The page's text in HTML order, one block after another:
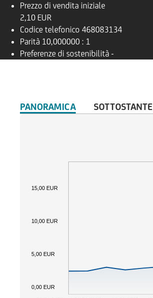
Prezzo di vendita iniziale
2,10 EUR
Codice telefonico 468083134
Parità 10,000000 : 1
Preferenze di sostenibilità -
PANORAMICA SOTTOSTANTE
0,00 EUR
5,00 EUR
10,00 EUR
15,00 EUR